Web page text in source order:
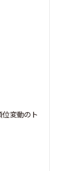
変動のト